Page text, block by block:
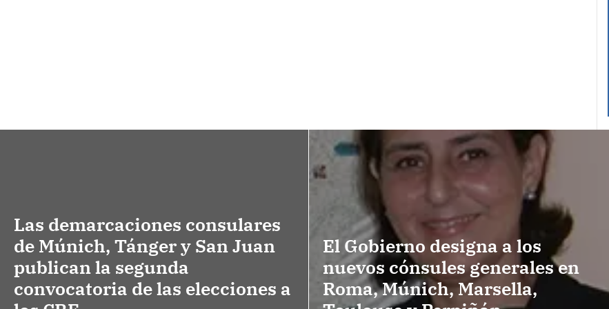
Las demarcaciones consulares
de Múnich, Tánger y San Juan
publican la segunda
convocatoria de las elecciones a
El Gobierno designa a los
nuevos cónsules generales en
Roma, Múnich, Marsella,